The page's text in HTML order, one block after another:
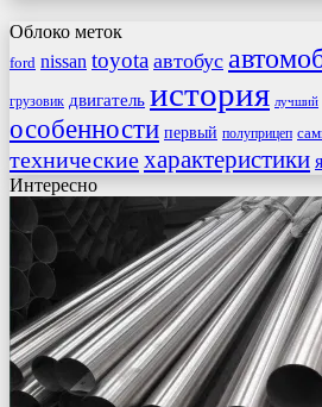
Облоко меток
ford nissan toyota автобус
грузовик двигатель история лучший
особенности первый полуприцеп
техническиехарактеристики
Интересно